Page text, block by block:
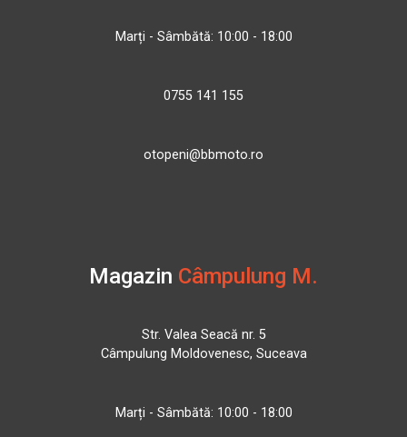
Marți - Sâmbătă: 10:00 - 18:00
0755 141 155
otopeni@bbmoto.ro
Magazin Câmpulung M.
Str. Valea Seacă nr. 5
Câmpulung Moldovenesc, Suceava
Marți - Sâmbătă: 10:00 - 18:00